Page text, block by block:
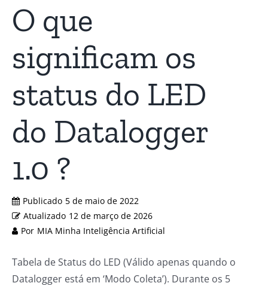
O que
significam os
status do LED
do Datalogger
1.0 ?
Publicado 5 de maio de 2022
Atualizado 12 de março de 2026
Por MIA Minha Inteligência Artificial
Tabela de Status do LED (Válido apenas quando o
Datalogger está em ‘Modo Coleta’). Durante os 5